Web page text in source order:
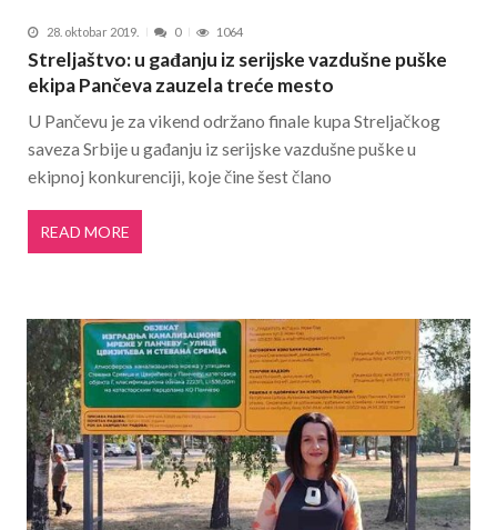
28. oktobar 2019. 0 1064
Streljaštvo: u gađanju iz serijske vazdušne puške
ekipa Pančeva zauzela treće mesto
U Pančevu je za vikend održano finale kupa Streljačkog
saveza Srbije u gađanju iz serijske vazdušne puške u
ekipnoj konkurenciji, koje čine šest člano
READ MORE